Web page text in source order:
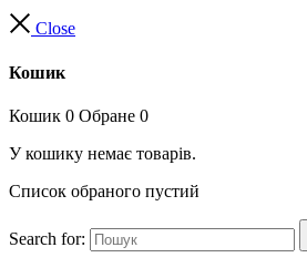
Close
Кошик
Кошик 0 Обране 0
У кошику немає товарів.
Список обраного пустий
Search for: